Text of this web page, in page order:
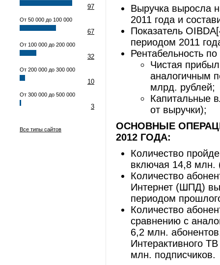
97
От 50 000 до 100 000
67
От 100 000 до 200 000
32
От 200 000 до 300 000
10
От 300 000 до 500 000
3
Все типы сайтов
Выручка выросла
2011 года и
Показатель
периодом 2011
Рентабельность
Чистая
аналогичным
млрд. рублей;
Капитальные
от выручки);
ОСНОВНЫЕ
2012 ГОДА:
Количество
включая 14,8 млн.
Количество
Интернет (ШПД)
периодом
Количество
сравнению с
6,2 млн.
Интерактивного
млн. подписчиков.